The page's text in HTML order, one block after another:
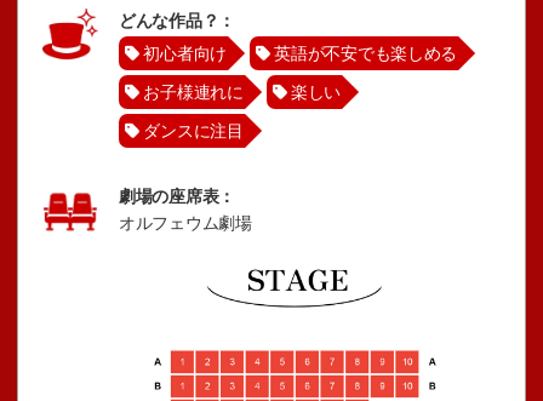
どんな作品？：
初心者向け
英語が不安でも楽しめる
お子様連れに
楽しい
ダンスに注目
劇場の座席表：
オルフェウム劇場